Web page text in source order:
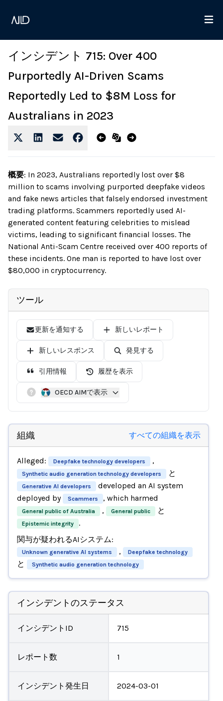
インシデント 715: Over 400
Purportedly AI-Driven Scams
Reportedly Led to $8M Loss for
Australians in 2023
概要: In 2023, Australians reportedly lost over $8
million to scams involving purported deepfake videos
and fake news articles that falsely endorsed investment
trading platforms. Scammers reportedly used AI-
generated content featuring celebrities to mislead
victims, leading to significant financial losses. The
National Anti-Scam Centre received over 400 reports of
these incidents. One man is reported to have lost over
$80,000 in cryptocurrency.
ツール
更新を通知する 新しいレポート
新しいレスポンス 発見する
引用情報 履歴を表示
OECD AIMで表示
組織 すべての組織を表示
Alleged: Deepfake technology developers ,
Synthetic audio generation technology developers と
Generative AI developers
developed an AI system
deployed by
Scammers , which harmed
General public of Australia , General public と
Epistemic integrity
.
関与が疑われるAIシステム:
Unknown generative AI systems , Deepfake technology
と Synthetic audio generation technology
インシデントのステータス
インシデントID 715
レポート数 1
インシデント発生日 2024-03-01